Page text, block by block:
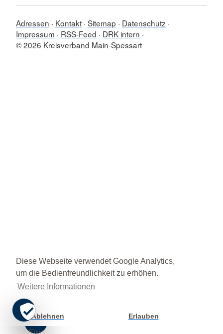
Cookie
Einstellung
Diese Webseite verwendet Google Analytics,
um die Bedienfreundlichkeit zu erhöhen.
Weitere Informationen
Ablehnen Erlauben
Adressen Kontakt Sitemap
Datenschutz
Impressum
RSS-Feed
DRK intern
© 2026 Kreisverband Main-Spessart